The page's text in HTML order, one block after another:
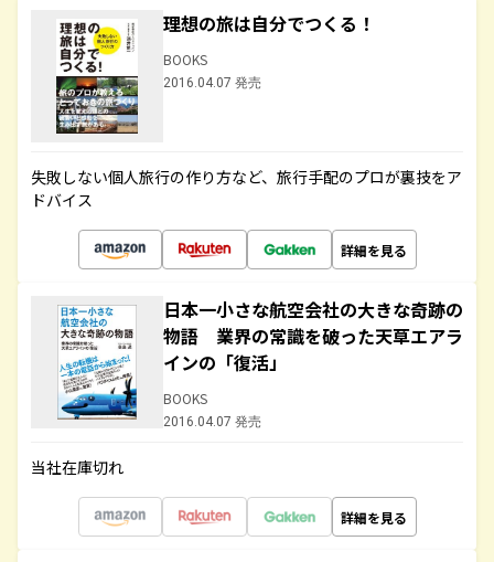
理想の旅は自分でつくる！
BOOKS
2016.04.07 発売
失敗しない個人旅行の作り方など、旅行手配のプロが裏技をア
ドバイス
詳細を見る
日本一小さな航空会社の大きな奇跡の
物語 業界の常識を破った天草エアラ
インの「復活」
BOOKS
2016.04.07 発売
当社在庫切れ
詳細を見る